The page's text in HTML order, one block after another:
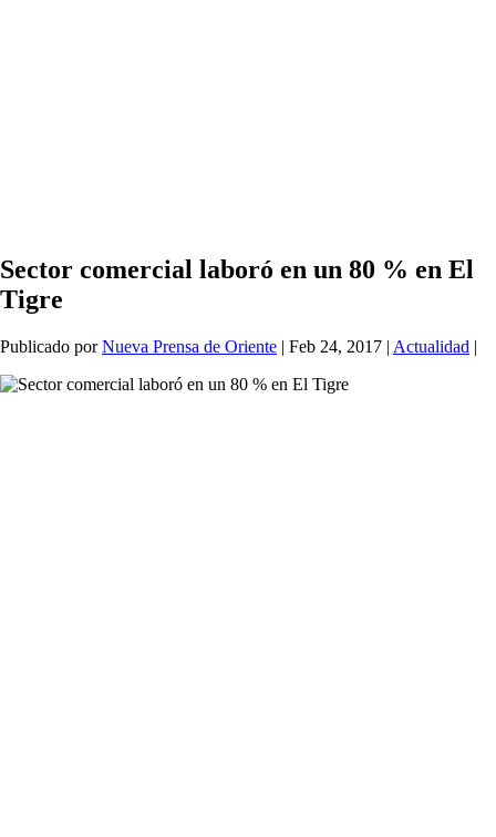
Sector comercial laboró en un 80 % en El
Tigre
Publicado porNueva Prensa de Oriente | Feb 24, 2017 | Actualidad |